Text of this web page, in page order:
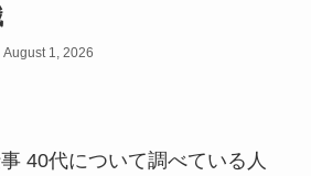
August 1, 2026
40代について調べている人